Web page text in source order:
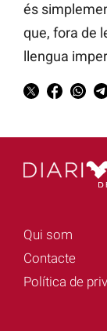
és
que, fora de
llengua
Qui som
Contacte
Política de